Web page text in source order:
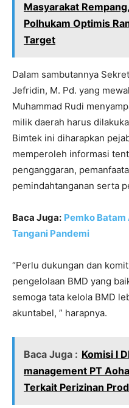
Masyarakat
Polhukam Optimis
Target
Dalam sambutannya
Jefridin, M. Pd. yang
Muhammad Rudi
milik daerah harus
Bimtek ini diharapkan
memperoleh informasi
penganggaran,
pemindahtanganan serta
Baca Juga: Pemko Batam
Tangani Pandemi
“Perlu dukungan dan
pengelolaan BMD yang
semoga tata kelola BMD
akuntabel, ” harapnya.
Baca Juga : Komisi I
management PT
Terkait Perizinan